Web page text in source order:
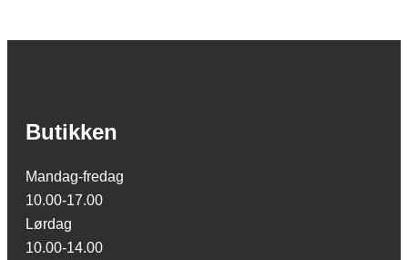
Butikken
Mandag-fredag
10.00-17.00
Lørdag
10.00-14.00